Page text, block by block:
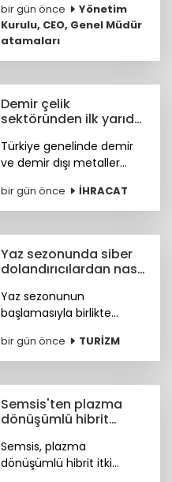
Tansu Tüyel, bundan
sonra görevine Chief
Revenue Officer (CRO)
olarak devam edecek.
bir gün önce
Yönetim
Kurulu, CEO, Genel Müdür
atamaları
Demir çelik
sektöründen ilk yarıda
performansı
Türkiye genelinde demir
ve demir dışı metaller
yüzde 11,7 artışla 7,2 milyar
dolara, çelik ihracatı ise
bir gün önce İHRACAT
Yaz sezonunda siber
dolandırıcılardan nasıl
Yaz sezonunun
başlamasıyla birlikte
hareketlilik, siber suçlular
için finansal kazanç odaklı
nasıl korunacağız?
bir gün önce TURİZM
Semsis'ten plazma
dönüşümlü hibrit
Semsis, plazma
dönüşümlü hibrit itki